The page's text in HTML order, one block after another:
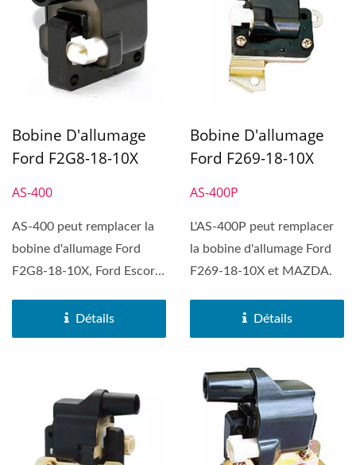
Bobine D'allumage
Ford F2G8-18-10X
AS-400
AS-400 peut remplacer la
bobine d'allumage Ford
F2G8-18-10X, Ford Escort,
Détails
Bobine D'allumage
Ford F269-18-10X
AS-400P
L'AS-400P peut remplacer
la bobine d'allumage Ford
F269-18-10X et MAZDA.
Détails